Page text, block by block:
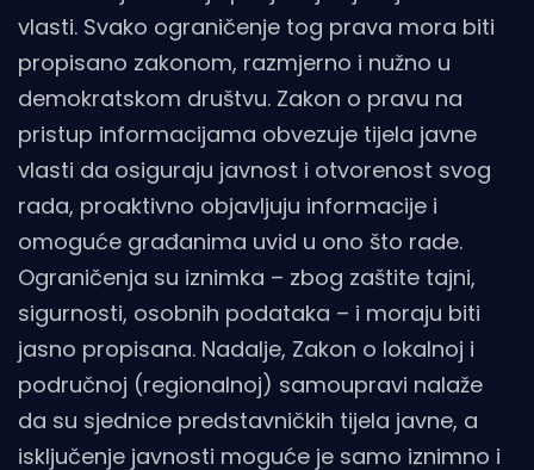
vlasti. Svako ograničenje tog prava mora biti
propisano zakonom, razmjerno i nužno u
demokratskom društvu. Zakon o pravu na
pristup informacijama obvezuje tijela javne
vlasti da osiguraju javnost i otvorenost svog
rada, proaktivno objavljuju informacije i
omoguće građanima uvid u ono što rade.
Ograničenja su iznimka – zbog zaštite tajni,
sigurnosti, osobnih podataka – i moraju biti
jasno propisana. Nadalje, Zakon o lokalnoj i
područnoj (regionalnoj) samoupravi nalaže
da su sjednice predstavničkih tijela javne, a
isključenje javnosti moguće je samo iznimno i